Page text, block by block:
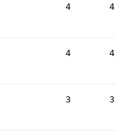
4 4
4 4
3 3